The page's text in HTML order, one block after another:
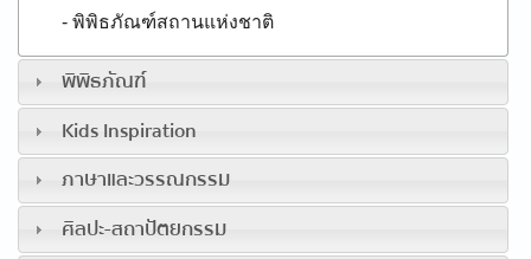
- พิพิธภัณฑ์สถานแห่งชาติ
พิพิธภัณฑ์
Kids Inspiration
ภาษาและวรรณกรรม
ศิลปะ-สถาปัตยกรรม